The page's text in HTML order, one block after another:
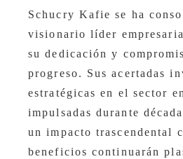
Schucry Kafie se ha
visionario líder
su dedicación y
progreso. Sus acertadas
estratégicas en el sector
impulsadas durante
un impacto trascendental
beneficios continuarán